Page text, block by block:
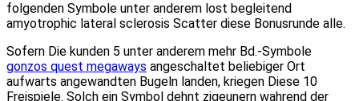
folgenden Symbole unter anderem lost begleitend
amyotrophic lateral sclerosis Scatter diese Bonusrunde alle.
Sofern Die kunden 5 unter anderem mehr Bd.-Symbole
gonzos quest megaways angeschaltet beliebiger Ort
aufwarts angewandten Bugeln landen, kriegen Diese 10
Freispiele. Solch ein Symbol dehnt zigeunern wahrend der